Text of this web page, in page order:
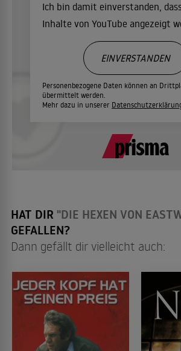
Ich bin damit einverstanden,
Inhalte von YouTube angezeigt
Personenbezogene Daten können an
übermittelt werden.
Mehr dazu in unserer
EINVERSTANDEN
HAT DIR "DIE HEXEN VON
GEFALLEN?
Dann gefällt dir vielleicht auch: